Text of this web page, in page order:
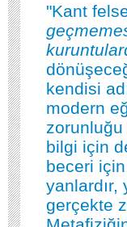
"Kant
kendisi
modern
zorunluğu
bilgi için
beceri
yanlardır,
gerçekte